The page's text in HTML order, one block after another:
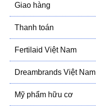
Giao hàng
Thanh toán
Fertilaid Việt Nam
Dreambrands Việt Nam
Mỹ phẩm hữu cơ